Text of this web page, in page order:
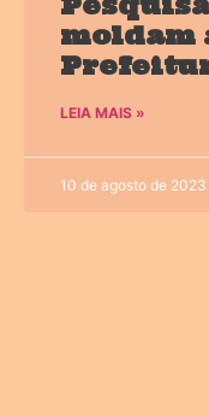
moldam
LEIA MAIS »
10 de agosto de 2023